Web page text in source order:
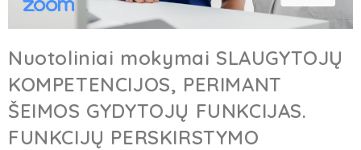
Nuotoliniai mokymai SLAUGYTOJŲ
KOMPETENCIJOS, PERIMANT
ŠEIMOS GYDYTOJŲ FUNKCIJAS.
FUNKCIJŲ PERSKIRSTYMO